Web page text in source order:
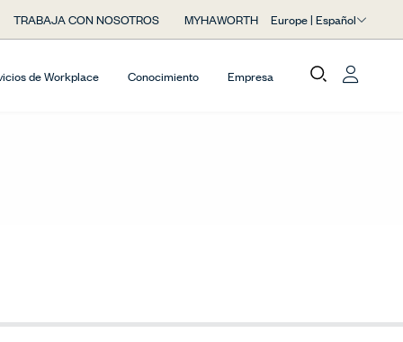
TRABAJA CON NOSOTROS MYHAWORTH Europe | Español
de Workplace Conocimiento Empresa